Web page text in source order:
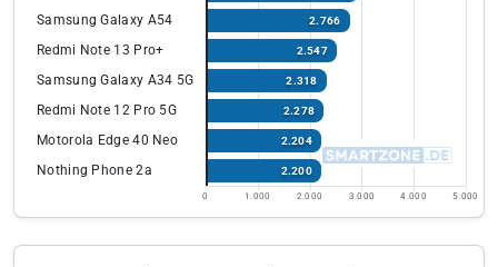
Samsung Galaxy A54 2.766
Redmi Note 13 Pro+ 2.547
Samsung Galaxy A34 5G 2.318
Redmi Note 12 Pro 5G 2.278
Motorola Edge 40 Neo 2.204
Nothing Phone 2a 2.200
0 1.000 2.000 3.000 4.000 5.000